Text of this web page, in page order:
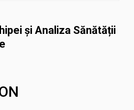
și Analiza Sănătății